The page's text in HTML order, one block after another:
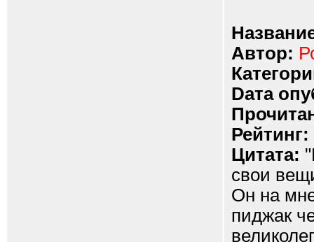
Автор:
Dата
Рейтинг:
Цитата:
свои
Он на
пиджак